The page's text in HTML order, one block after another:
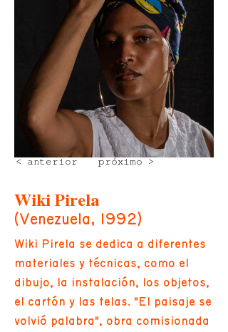
próximo >
< anterior
Wiki Pirela
(Venezuela, 1992)
Wiki Pirela se dedica a diferentes
materiales y técnicas, como el
dibujo, la instalación, los objetos,
el cartón y las telas. "El paisaje se
volvió palabra", obra comisionada